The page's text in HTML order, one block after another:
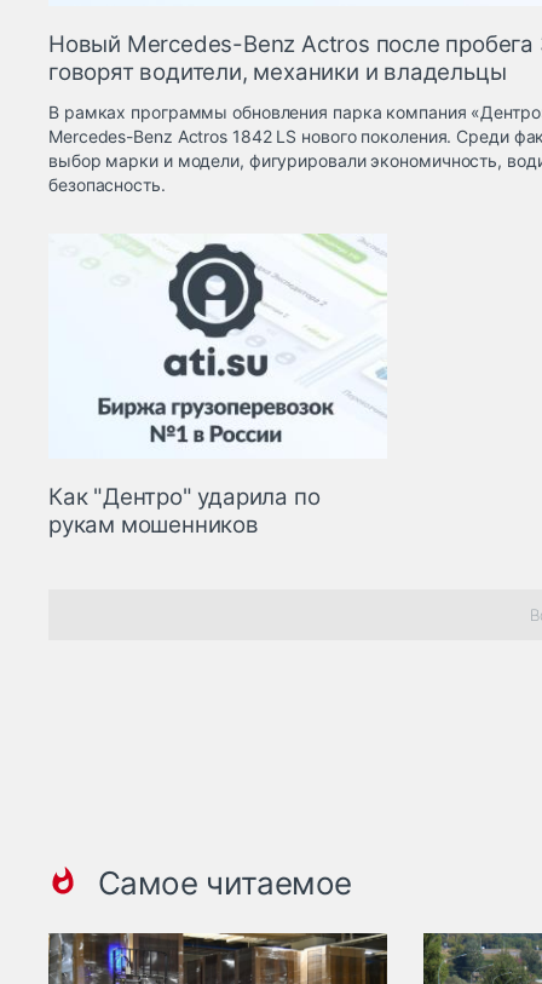
Новый Mercedes-Benz Actros после
говорят водители, механики и владельцы
В рамках программы обновления парка компания
Mercedes-Benz Actros 1842 LS нового поколения. Среди
выбор марки и модели, фигурировали экономичность,
безопасность.
Как "Дентро" ударила по
рукам мошенников
Самое читаемое